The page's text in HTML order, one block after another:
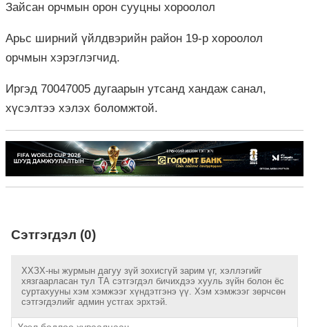
Зайсан орчмын орон сууцны хороолол
Арьс ширний үйлдвэрийн район 19-р хороолол
орчмын хэрэглэгчид.
Иргэд 70047005 дугаарын утсанд хандаж санал,
хүсэлтээ хэлэх боломжтой.
Сэтгэгдэл (0)
ХХЗХ-ны журмын дагуу зүй зохисгүй зарим үг, хэллэгийг
хязгаарласан тул ТА сэтгэгдэл бичихдээ хууль зүйн болон ёс
суртахууны хэм хэмжээг хүндэтгэнэ үү. Хэм хэмжээг зөрчсөн
сэтгэгдэлийг админ устгах эрхтэй.